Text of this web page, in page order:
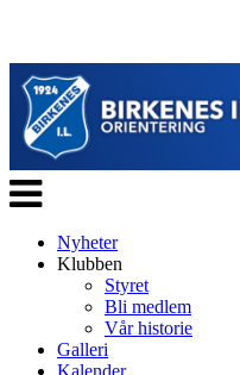
Veksle
navigasjon
Nyheter
Klubben
Styret
Bli medlem
Vår historie
Galleri